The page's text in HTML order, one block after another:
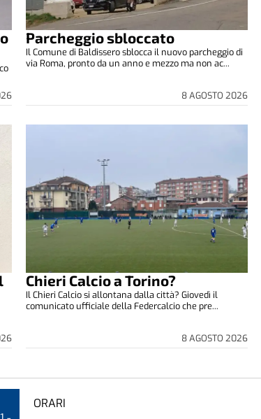
Parcheggio sbloccato
8 AGOSTO 2026
Il Comune di Baldissero sblocca il nuovo parcheggio di
via Roma, pronto da un anno e mezzo ma non ac...
Chieri Calcio a Torino?
8 AGOSTO 2026
Il Chieri Calcio si allontana dalla città? Giovedì il
comunicato ufficiale della Federcalcio che pre...
ORARI